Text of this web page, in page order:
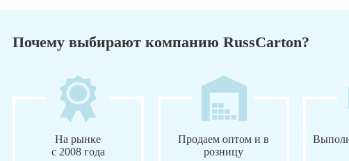
Почему выбирают компанию RussCarton?
На рынке
с 2008 года
Продаем оптом и в
розницу